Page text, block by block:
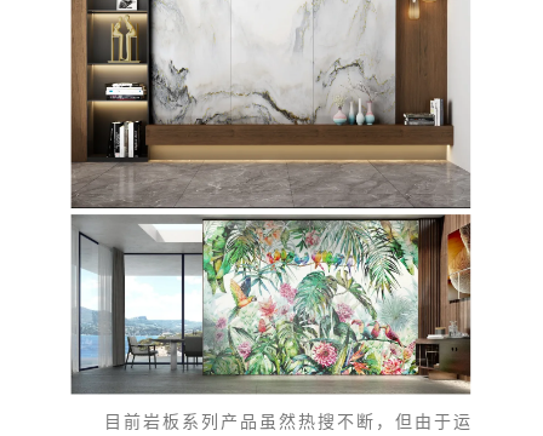
目前岩板系列产品虽然热搜不断，但由于运